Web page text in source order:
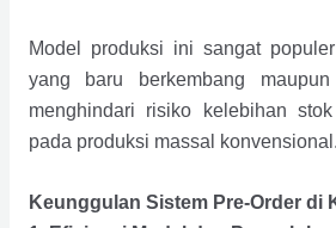
Model produksi ini sangat
yang baru berkembang
menghindari risiko kelebihan
pada produksi massal konvensional.
Keunggulan Sistem Pre-Order di